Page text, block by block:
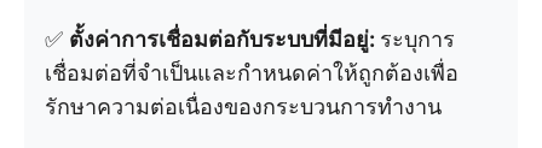
✅ ตั้งค่าการเชื่อมต่อกับระบบที่มีอยู่: ระบุการ
เชื่อมต่อที่จำเป็นและกำหนดค่าให้ถูกต้องเพื่อ
รักษาความต่อเนื่องของกระบวนการทำงาน